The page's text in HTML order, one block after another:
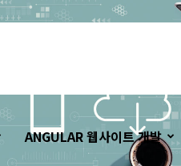
ANGULAR 웹사이트 개발